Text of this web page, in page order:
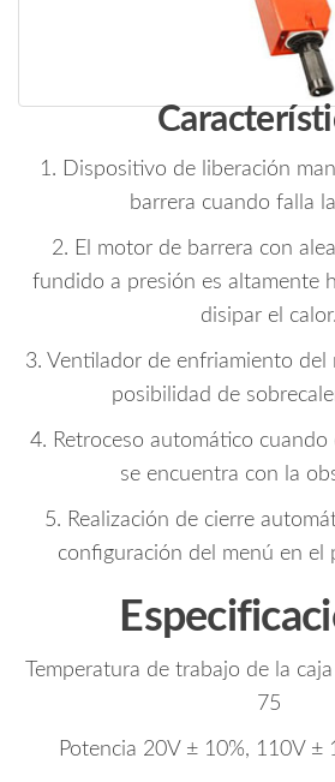
1. Dispositivo de liberación
barrera cuando falla
2. El motor de barrera con
fundido a presión es altamente
disipar el calor.
3. Ventilador de enfriamiento del
posibilidad de
4. Retroceso automático cuando
se encuentra con la
5. Realización de cierre
configuración del menú en el
Temperatura de trabajo de la
75
Potencia 20V ± 10%, 110V